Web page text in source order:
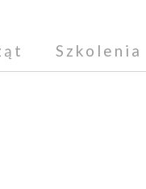
Szkolenia